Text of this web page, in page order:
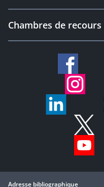
Chambres de recours
Adresse bibliographique